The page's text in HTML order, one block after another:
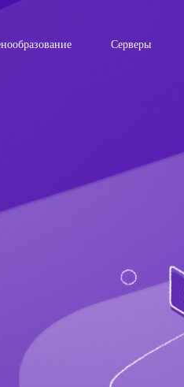
Серверы